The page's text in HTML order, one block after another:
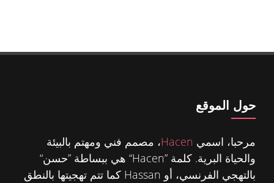
حول الموقع
مرحبا، اسمي Hacen، مصمم فني ومهتم بالبيئة
والحياة البرية. كلمة ”Hacen“ هي ببساطة ”حسن“
بالتهجي الفرنسي، أو Hassan كما تتم تهجيتها بالنطق